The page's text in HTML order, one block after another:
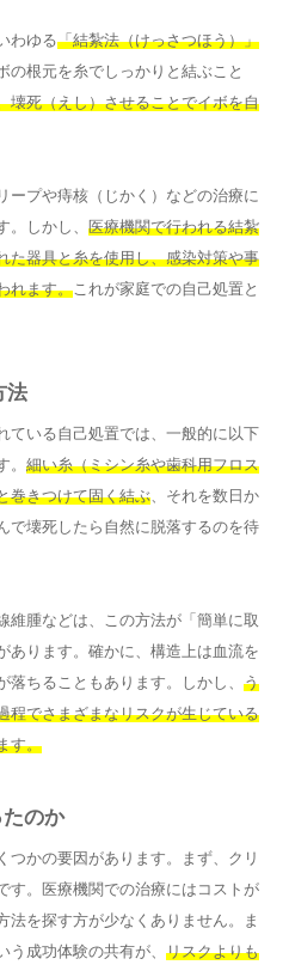
わゆる「結紮法（けっさつほう）」
の根元を糸でしっかりと結ぶこと
壊死（えし）させることでイボを自
ープや痔核（じかく）などの治療に
しかし、 医療機関で行われる結紮
た器具と糸を使用し、感染対策や事
れます。 これが家庭での自己処置と
法
ている自己処置では、一般的に以下
細い糸（ミシン糸や歯科用フロス
巻きつけて固く結ぶ 、それを数日か
で壊死したら自然に脱落するのを待
維腫などは、この方法が「簡単に取
あります。確かに、構造上は血流を
ちることもあります。しかし、 う
程でさまざまなリスクが生じている
す。
のか
つかの要因があります。まず、クリ
す。医療機関での治療にはコストが
法を探す方が少なくありません。ま
成功体験の共有が、 リスクよりも